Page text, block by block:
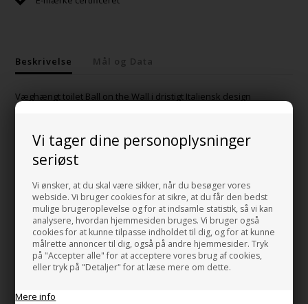
Vi tager dine personoplysninger
seriøst
Vi ønsker, at du skal være sikker, når du besøger vores
webside. Vi bruger cookies for at sikre, at du får den bedst
mulige brugeroplevelse og for at indsamle statistik, så vi kan
analysere, hvordan hjemmesiden bruges. Vi bruger også
cookies for at kunne tilpasse indholdet til dig, og for at kunne
målrette annoncer til dig, også på andre hjemmesider. Tryk
på "Accepter alle" for at acceptere vores brug af cookies,
eller tryk på "Detaljer" for at læse mere om dette.
Mere info
Beskrivelse Mål og Data
Væghængt toilet Ball on the Wall i dristigt Italiensk design
egen stil på badeværelset.
Bredde: 44 cm.
Dybde: 50 cm.
Højde: 37 cm.
Prisen er uden toiletsæde. Bestilles separat.
MADE IN ITALY